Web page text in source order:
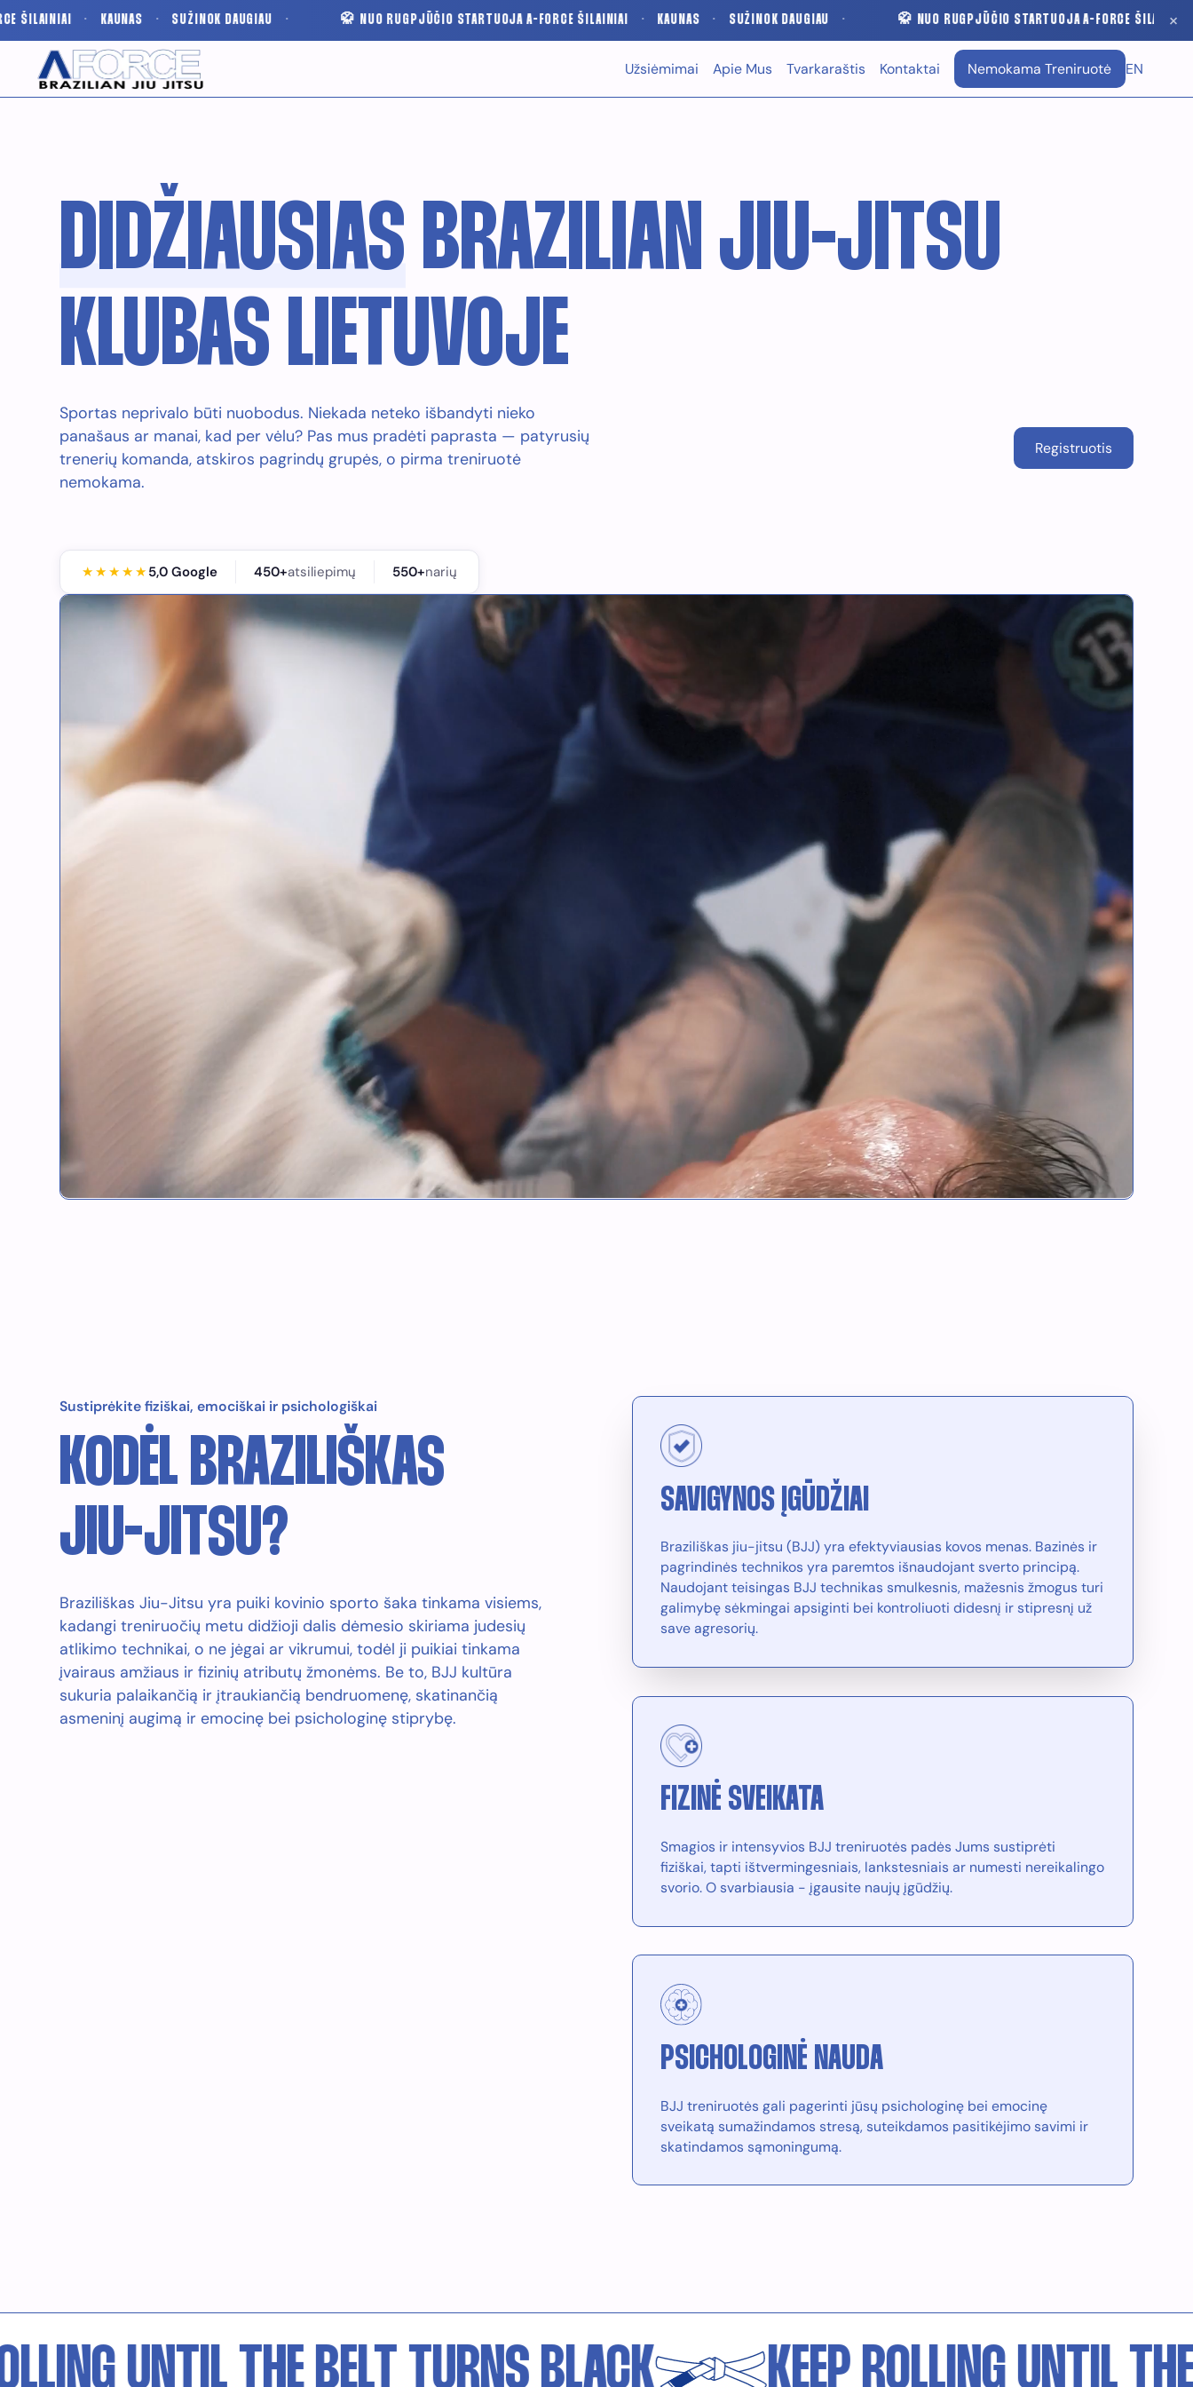
KAUNAS SUŽINOK DAUGIAU · 🥋 NUO RUGPJŪČIO STARTUOJA A-FORCE ŠILAINIAI · KAUNAS SUŽINOK DAUGIAU · 🥋 NUO RUGPJŪČIO STARTUOJA A-FORCE ŠILAINIAI · KAUNAS×
Užsiėmimai Apie Mus Tvarkaraštis Kontaktai Nemokama Treniruotė EN
DIDŽIAUSIAS BRAZILIAN JIU-JITSU
KLUBAS LIETUVOJE
Sportas neprivalo būti nuobodus. Niekada neteko išbandyti nieko
panašaus ar manai, kad per vėlu? Pas mus pradėti paprasta — patyrusių
trenerių komanda, atskiros pagrindų grupės, o pirma treniruotė
nemokama.
Registruotis
★★★★★ 5,0 Google 450+atsiliepimų 550+narių
Sustiprėkite fiziškai, emociškai ir psichologiškai
KODĖL BRAZILIŠKAS
JIU-JITSU?
Braziliškas Jiu-Jitsu yra puiki kovinio sporto šaka tinkama visiems,
kadangi treniruočių metu didžioji dalis dėmesio skiriama judesių
atlikimo technikai, o ne jėgai ar vikrumui, todėl ji puikiai tinkama
įvairaus amžiaus ir fizinių atributų žmonėms. Be to, BJJ kultūra
sukuria palaikančią ir įtraukiančią bendruomenę, skatinančią
asmeninį augimą ir emocinę bei psichologinę stiprybę.
SAVIGYNOS ĮGŪDŽIAI
Braziliškas jiu-jitsu (BJJ) yra efektyviausias kovos menas. Bazinės ir
pagrindinės technikos yra paremtos išnaudojant sverto principą.
Naudojant teisingas BJJ technikas smulkesnis, mažesnis žmogus turi
galimybę sėkmingai apsiginti bei kontroliuoti didesnį ir stipresnį už
save agresorių.
FIZINĖ SVEIKATA
Smagios ir intensyvios BJJ treniruotės padės Jums sustiprėti
fiziškai, tapti ištvermingesniais, lankstesniais ar numesti nereikalingo
svorio. O svarbiausia - įgausite naujų įgūdžių.
PSICHOLOGINĖ NAUDA
BJJ treniruotės gali pagerinti jūsų psichologinę bei emocinę
sveikatą sumažindamos stresą, suteikdamos pasitikėjimo savimi ir
skatindamos sąmoningumą.
UNTIL THE BELT TURNS BLACK KEEP ROLLING UNTIL THE